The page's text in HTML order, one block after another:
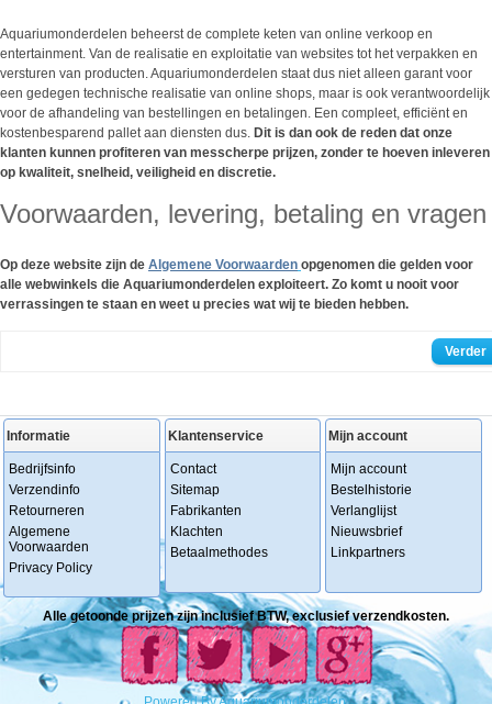
Aquariumonderdelen beheerst de complete keten van online verkoop en
entertainment. Van de realisatie en exploitatie van websites tot het verpakken en
versturen van producten. Aquariumonderdelen staat dus niet alleen garant voor
een gedegen technische realisatie van online shops, maar is ook verantwoordelijk
voor de afhandeling van bestellingen en betalingen. Een compleet, efficiënt en
kostenbesparend pallet aan diensten dus. Dit is dan ook de reden dat onze
klanten kunnen profiteren van messcherpe prijzen, zonder te hoeven inleveren
op kwaliteit, snelheid, veiligheid en discretie.
Voorwaarden, levering, betaling en vragen
Op deze website zijn de Algemene Voorwaarden opgenomen die gelden voor
alle webwinkels die Aquariumonderdelen exploiteert. Zo komt u nooit voor
verrassingen te staan en weet u precies wat wij te bieden hebben.
Verder
Informatie
Bedrijfsinfo
Verzendinfo
Retourneren
Algemene
Voorwaarden
Privacy Policy
Klantenservice
Contact
Sitemap
Fabrikanten
Klachten
Betaalmethodes
Mijn account
Mijn account
Bestelhistorie
Verlanglijst
Nieuwsbrief
Linkpartners
Alle getoonde prijzen zijn inclusief BTW, exclusief verzendkosten.